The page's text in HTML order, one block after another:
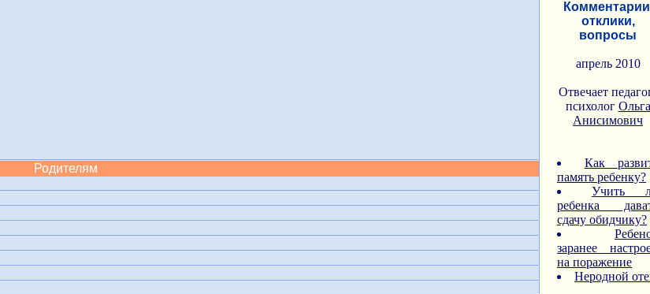
Родителям
отклики,
вопросы
апрель 2010
Отвечает
психолог Ольга
Анисимович
Как
память ребенку?
Учить
ребенка
сдачу обидчику?
заранее
на поражение
Неродной